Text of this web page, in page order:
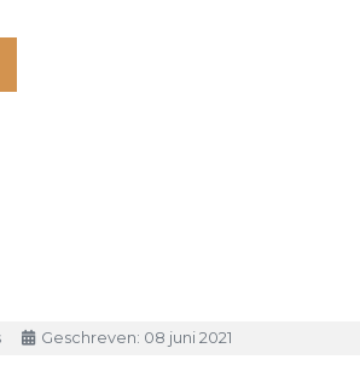
Geschreven: 08 juni 2021